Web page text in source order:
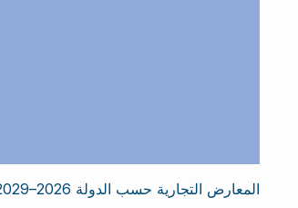
المعارض التجارية حسب الدولة 2026–2029: الدليل العالمي للفعاليات